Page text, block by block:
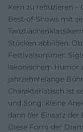
Kern zu reduzieren –
Best-of-Shows mit
Stücken abbilden.
Festivalsommer:
lakonischem Humor
jahrzehntelange
Charakteristisch ist
und Song: kleine
dann der Einsatz der
Diese Form der